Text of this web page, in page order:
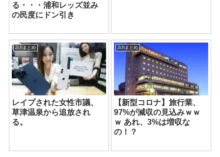
る・・・浦和レッズ並み
の民度にドン引き
2chまとめ
レイプされた女性市議、
草津温泉から追放され
る。
2chまとめ
【新型コロナ】旅行業、
97%が減収の見込みｗｗ
ｗ あれ、3%は増収な
の！？